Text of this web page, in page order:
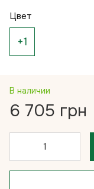
Цвет
+1
В наличии
6 705 грн